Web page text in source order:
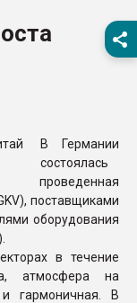
первый план в
бутылок
ПЕРЕЙТИ НА
В Германии
состоялась
проведенная
поставщиками
оборудования
в течение
атмосфера на
гармоничная. В